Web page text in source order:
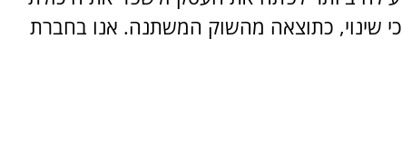
שינוי, כתוצאה מהשוק המשתנה. אנו בחברת